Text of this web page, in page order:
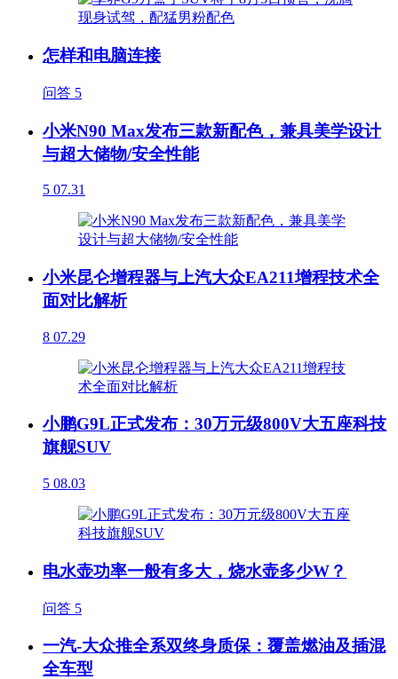
怎样和电脑连接
问答 5
小米N90 Max发布三款新配色，兼具美学设计
与超大储物/安全性能
5 07.31
小米昆仑增程器与上汽大众EA211增程技术全
面对比解析
8 07.29
小鹏G9L正式发布：30万元级800V大五座科技
旗舰SUV
5 08.03
电水壶功率一般有多大，烧水壶多少W？
问答 5
一汽-大众推全系双终身质保：覆盖燃油及插混
全车型